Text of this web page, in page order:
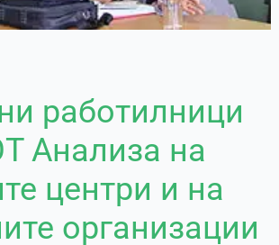
работилници
Анализа на
центри и на
организации